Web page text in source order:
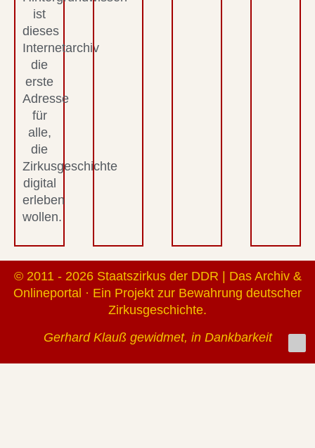
ist
dieses
Internetarchiv
die
erste
Adresse
für
alle,
die
Zirkusgeschichte
digital
erleben
wollen.
© 2011 - 2026 Staatszirkus der DDR | Das Archiv &
Onlineportal · Ein Projekt zur Bewahrung deutscher
Zirkusgeschichte.
Gerhard Klauß gewidmet, in Dankbarkeit